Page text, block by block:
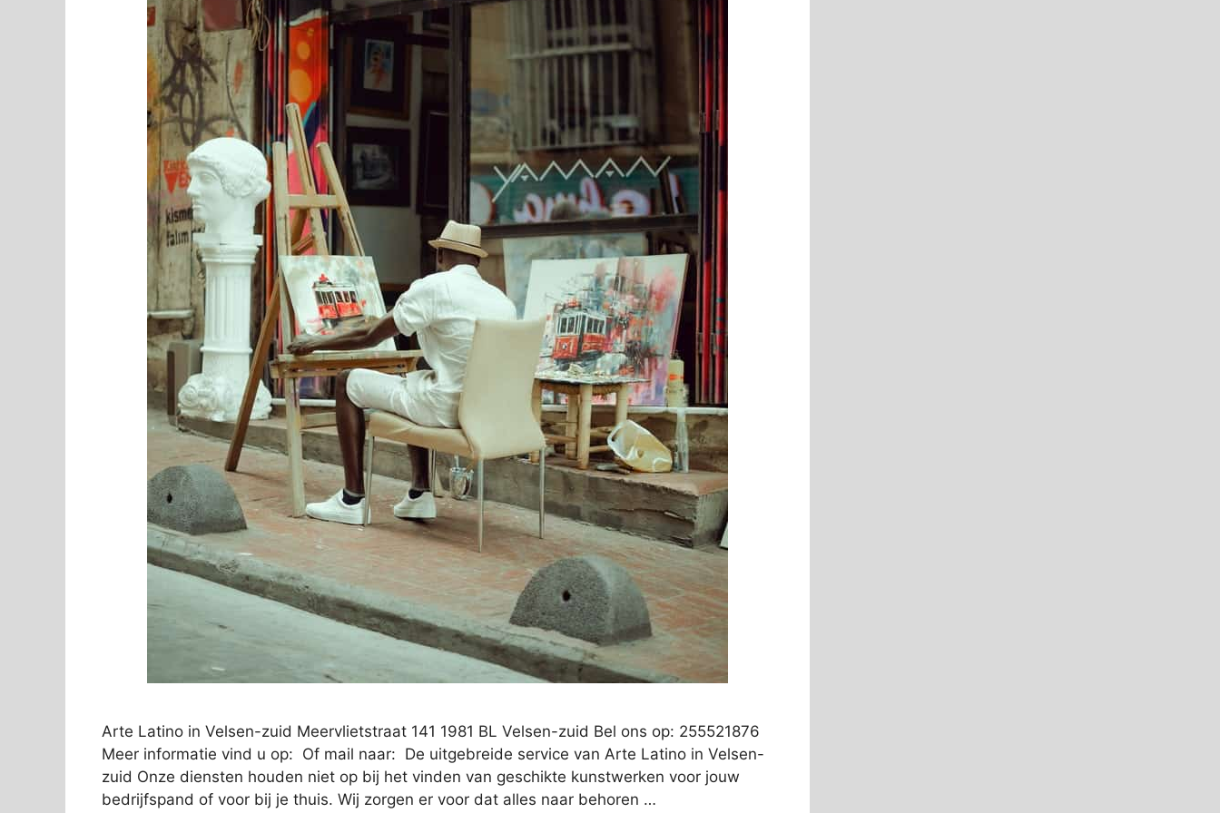
Arte Latino in Velsen-zuid Meervlietstraat 141 1981 BL Velsen-zuid Bel ons op: 255521876
Meer informatie vind u op: Of mail naar: De uitgebreide service van Arte Latino in Velsen-
zuid Onze diensten houden niet op bij het vinden van geschikte kunstwerken voor jouw
bedrijfspand of voor bij je thuis. Wij zorgen er voor dat alles naar behoren …